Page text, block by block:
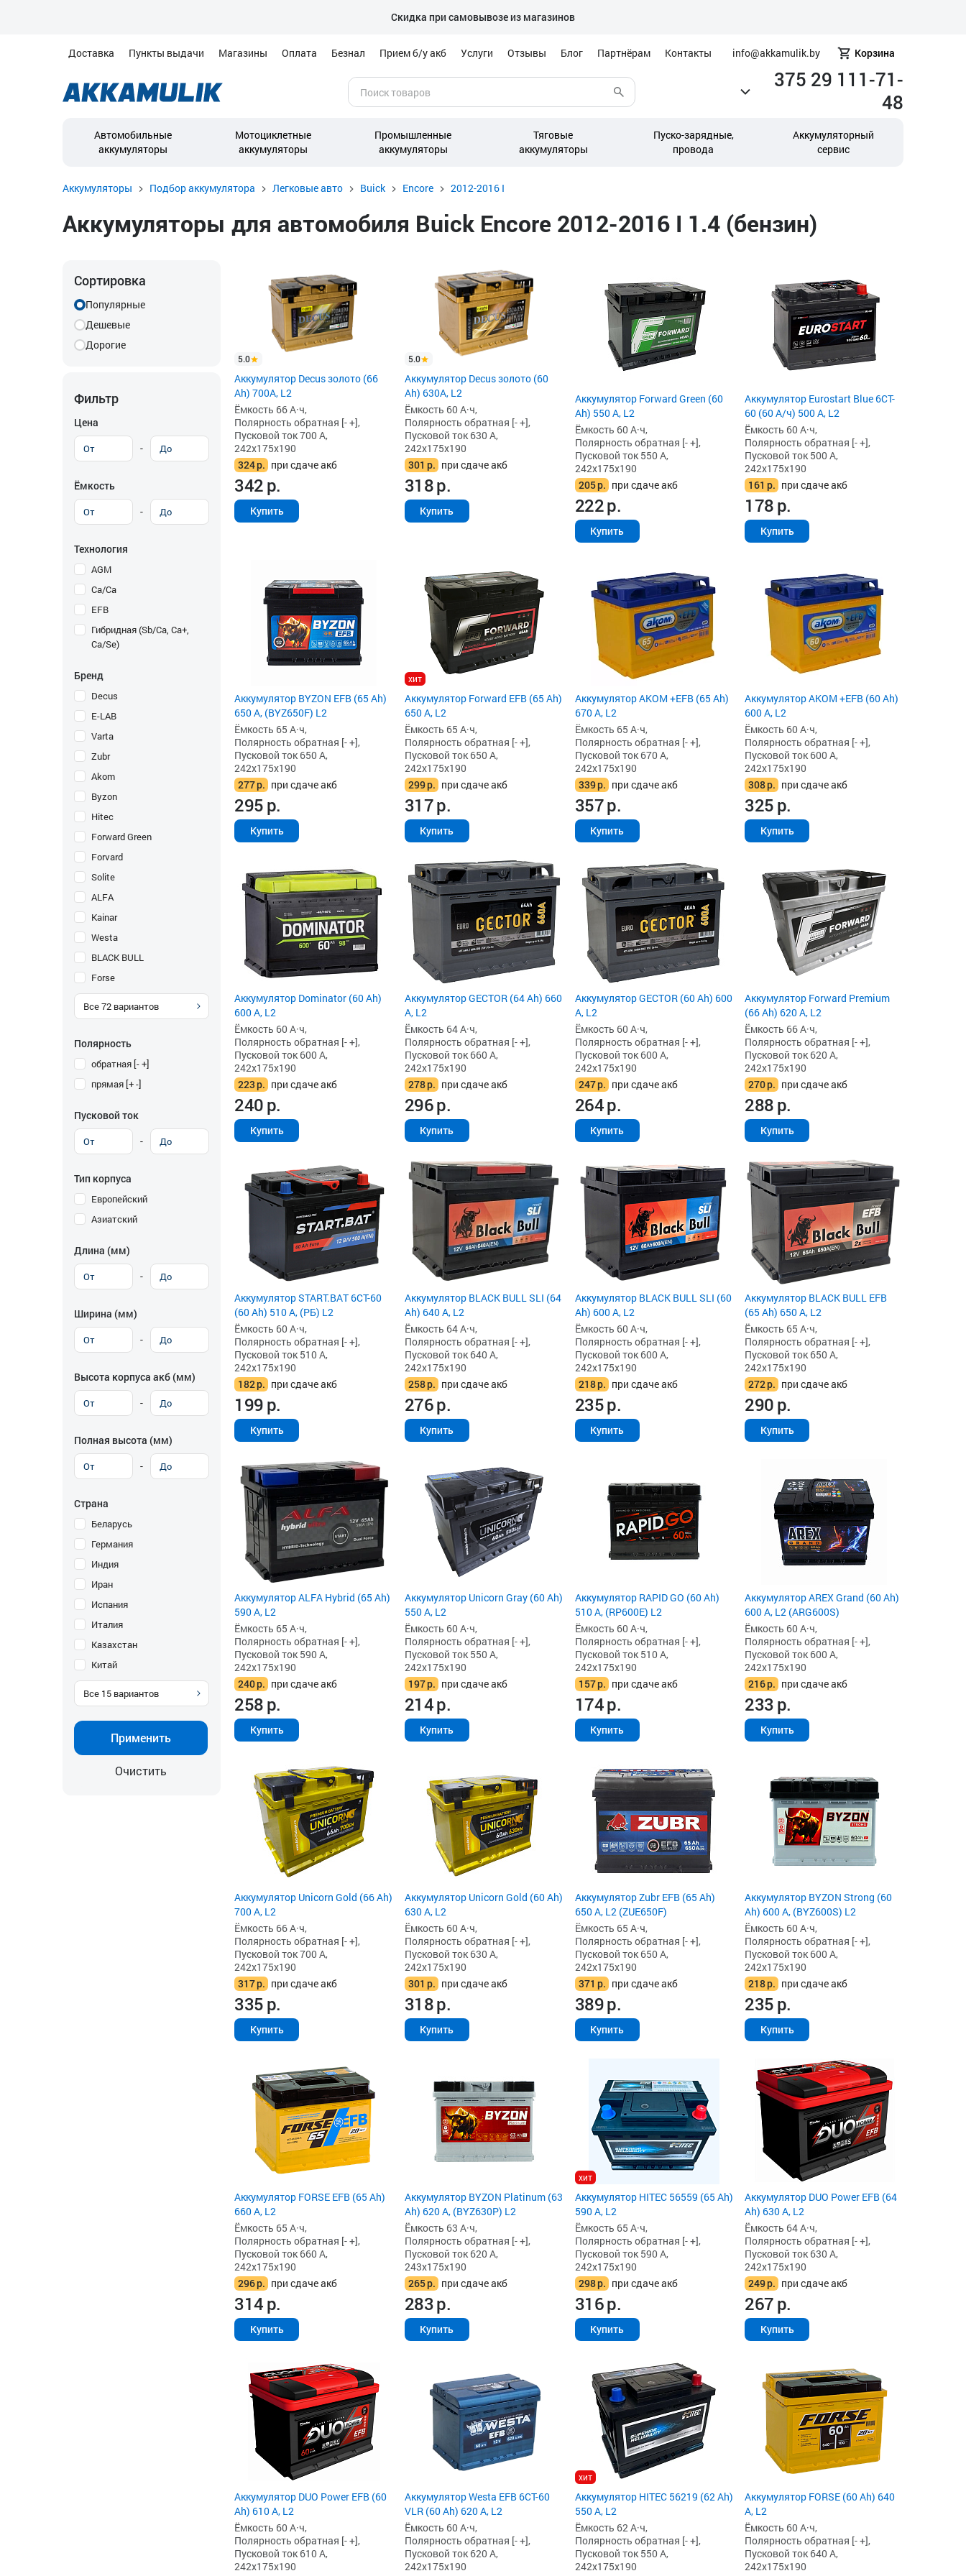
Скидка при самовывозе из магазинов
Доставка Пункты выдачи Магазины Оплата Безнал Прием б/у акб Услуги Отзывы Блог Партнёрам Контакты info@akkamulik.by Корзина
375 29 111-71-
48
Автомобильные
аккумуляторы
Мотоциклетные
аккумуляторы
Промышленные
аккумуляторы
Тяговые
аккумуляторы
Пуско-зарядные,
провода
Аккумуляторный
сервис
Аккумуляторы Подбор аккумулятора Легковые авто Buick Encore 2012-2016 I
Аккумуляторы для автомобиля Buick Encore 2012-2016 I 1.4 (бензин)
Сортировка
Популярные
Дешевые
Дорогие
Фильтр
Цена
-
Ёмкость
-
Технология
AGM
Ca/Ca
EFB
Гибридная (Sb/Ca, Ca+,
Ca/Se)
Бренд
Decus
E-LAB
Varta
Zubr
Akom
Byzon
Hitec
Forward Green
Forvard
Solite
ALFA
Kainar
Westa
BLACK BULL
Forse
Все72 вариантов
Полярность
обратная [- +]
прямая [+ -]
Пусковой ток
-
Тип корпуса
Европейский
Азиатский
Длина (мм)
-
Ширина (мм)
-
Высота корпуса акб (мм)
-
Полная высота (мм)
-
Страна
Беларусь
Германия
Индия
Иран
Испания
Италия
Казахстан
Китай
Все 15 вариантов
Применить
Очистить
5.0
Аккумулятор Decus золото (66
Ah) 700A, L2
Ёмкость 66 А·ч,
Полярность обратная [- +],
Пусковой ток 700 А,
242x175x190
324р. при сдаче акб
342р.
Купить
5.0
Аккумулятор Decus золото (60
Ah) 630A, L2
Ёмкость 60 А·ч,
Полярность обратная [- +],
Пусковой ток 630 А,
242x175x190
301 р. при сдаче акб
318р.
Купить
Аккумулятор Forward Green (60
Ah) 550 А, L2
Ёмкость 60 А·ч,
Полярность обратная [- +],
Пусковой ток 550 А,
242x175x190
205р. при сдаче акб
222р.
Купить
Аккумулятор Eurostart Blue 6CT-
60 (60 А/ч) 500 А, L2
Ёмкость 60 А·ч,
Полярность обратная [- +],
Пусковой ток 500 А,
242x175x190
161 р. при сдаче акб
178р.
Купить
Аккумулятор BYZON EFB (65 Ah)
650 А, (BYZ650F) L2
Ёмкость 65 А·ч,
Полярность обратная [- +],
Пусковой ток 650 А,
242x175x190
277р. при сдаче акб
295р.
Купить
хит
Аккумулятор Forward EFB (65 Ah)
650 А, L2
Ёмкость 65 А·ч,
Полярность обратная [- +],
Пусковой ток 650 А,
242x175x190
299р. при сдаче акб
317р.
Купить
Аккумулятор AKOM +EFB (65 Ah)
670 А, L2
Ёмкость 65 А·ч,
Полярность обратная [- +],
Пусковой ток 670 А,
242x175x190
339р. при сдаче акб
357р.
Купить
Аккумулятор AKOM +EFB (60 Ah)
600 А, L2
Ёмкость 60 А·ч,
Полярность обратная [- +],
Пусковой ток 600 А,
242x175x190
308р. при сдаче акб
325р.
Купить
Аккумулятор Dominator (60 Ah)
600 А, L2
Ёмкость 60 А·ч,
Полярность обратная [- +],
Пусковой ток 600 А,
242x175x190
223р. при сдаче акб
240р.
Купить
Аккумулятор GECTOR (64 Ah) 660
А, L2
Ёмкость 64 А·ч,
Полярность обратная [- +],
Пусковой ток 660 А,
242x175x190
278р. при сдаче акб
296р.
Купить
Аккумулятор GECTOR (60 Ah) 600
А, L2
Ёмкость 60 А·ч,
Полярность обратная [- +],
Пусковой ток 600 А,
242x175x190
247р. при сдаче акб
264р.
Купить
Аккумулятор Forward Premium
(66 Ah) 620 А, L2
Ёмкость 66 А·ч,
Полярность обратная [- +],
Пусковой ток 620 А,
242x175x190
270р. при сдаче акб
288р.
Купить
Аккумулятор START.BAT 6СТ-60
(60 Ah) 510 А, (РБ) L2
Ёмкость 60 А·ч,
Полярность обратная [- +],
Пусковой ток 510 А,
242x175x190
182р. при сдаче акб
199р.
Купить
Аккумулятор BLACK BULL SLI (64
Ah) 640 А, L2
Ёмкость 64 А·ч,
Полярность обратная [- +],
Пусковой ток 640 А,
242x175x190
258р. при сдаче акб
276р.
Купить
Аккумулятор BLACK BULL SLI (60
Ah) 600 А, L2
Ёмкость 60 А·ч,
Полярность обратная [- +],
Пусковой ток 600 А,
242x175x190
218р. при сдаче акб
235р.
Купить
Аккумулятор BLACK BULL EFB
(65 Ah) 650 А, L2
Ёмкость 65 А·ч,
Полярность обратная [- +],
Пусковой ток 650 А,
242x175x190
272р. при сдаче акб
290р.
Купить
Аккумулятор ALFA Hybrid (65 Ah)
590 А, L2
Ёмкость 65 А·ч,
Полярность обратная [- +],
Пусковой ток 590 А,
242x175x190
240р. при сдаче акб
258р.
Купить
Аккумулятор Unicorn Gray (60 Ah)
550 А, L2
Ёмкость 60 А·ч,
Полярность обратная [- +],
Пусковой ток 550 А,
242x175x190
197р. при сдаче акб
214р.
Купить
Аккумулятор RAPID GO (60 Ah)
510 А, (RP600E) L2
Ёмкость 60 А·ч,
Полярность обратная [- +],
Пусковой ток 510 А,
242x175x190
157р. при сдаче акб
174р.
Купить
Аккумулятор AREX Grand (60 Ah)
600 А, L2 (ARG600S)
Ёмкость 60 А·ч,
Полярность обратная [- +],
Пусковой ток 600 А,
242x175x190
216р. при сдаче акб
233р.
Купить
Аккумулятор Unicorn Gold (66 Ah)
700 А, L2
Ёмкость 66 А·ч,
Полярность обратная [- +],
Пусковой ток 700 А,
242x175x190
317р. при сдаче акб
335р.
Купить
Аккумулятор Unicorn Gold (60 Ah)
630 А, L2
Ёмкость 60 А·ч,
Полярность обратная [- +],
Пусковой ток 630 А,
242x175x190
301 р. при сдаче акб
318р.
Купить
Аккумулятор Zubr EFB (65 Ah)
650 А, L2 (ZUE650F)
Ёмкость 65 А·ч,
Полярность обратная [- +],
Пусковой ток 650 А,
242x175x190
371 р. при сдаче акб
389р.
Купить
Аккумулятор BYZON Strong (60
Ah) 600 А, (BYZ600S) L2
Ёмкость 60 А·ч,
Полярность обратная [- +],
Пусковой ток 600 А,
242x175x190
218р. при сдаче акб
235р.
Купить
Аккумулятор FORSE EFB (65 Ah)
660 А, L2
Ёмкость 65 А·ч,
Полярность обратная [- +],
Пусковой ток 660 А,
242x175x190
296р. при сдаче акб
314р.
Купить
Аккумулятор BYZON Platinum (63
Ah) 620 А, (BYZ630P) L2
Ёмкость 63 А·ч,
Полярность обратная [- +],
Пусковой ток 620 А,
243x175x190
265р. при сдаче акб
283р.
Купить
хит
Аккумулятор HITEC 56559 (65 Ah)
590 А, L2
Ёмкость 65 А·ч,
Полярность обратная [- +],
Пусковой ток 590 А,
242x175x190
298р. при сдаче акб
316р.
Купить
Аккумулятор DUO Power EFB (64
Ah) 630 А, L2
Ёмкость 64 А·ч,
Полярность обратная [- +],
Пусковой ток 630 А,
242x175x190
249р. при сдаче акб
267р.
Купить
Аккумулятор DUO Power EFB (60
Ah) 610 А, L2
Ёмкость 60 А·ч,
Полярность обратная [- +],
Пусковой ток 610 А,
242x175x190
Аккумулятор Westa EFB 6СТ-60
VLR (60 Ah) 620 А, L2
Ёмкость 60 А·ч,
Полярность обратная [- +],
Пусковой ток 620 А,
242x175x190
хит
Аккумулятор HITEC 56219 (62 Ah)
550 А, L2
Ёмкость 62 А·ч,
Полярность обратная [- +],
Пусковой ток 550 А,
242x175x190
Аккумулятор FORSE (60 Ah) 640
А, L2
Ёмкость 60 А·ч,
Полярность обратная [- +],
Пусковой ток 640 А,
242x175x190